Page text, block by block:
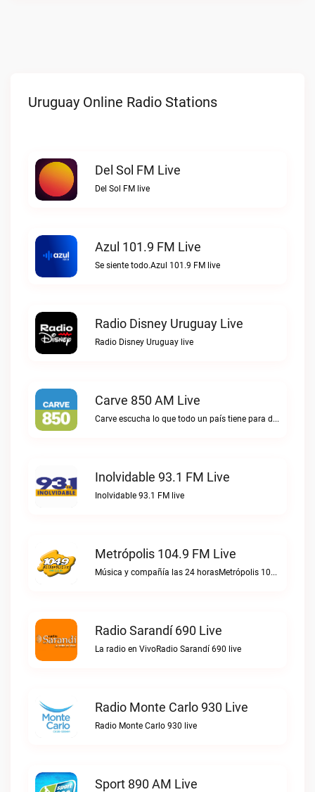
Uruguay Online Radio Stations
Del Sol FM Live
Del Sol FM live
Azul 101.9 FM Live
Se siente todo.Azul 101.9 FM live
Radio Disney Uruguay Live
Radio Disney Uruguay live
Carve 850 AM Live
Carve escucha lo que todo un país tiene para decir.Carve 850 AM live
Inolvidable 93.1 FM Live
Inolvidable 93.1 FM live
Metrópolis 104.9 FM Live
Música y compañía las 24 horasMetrópolis 104.9 FM live
Radio Sarandí 690 Live
La radio en VivoRadio Sarandí 690 live
Radio Monte Carlo 930 Live
Radio Monte Carlo 930 live
Sport 890 AM Live